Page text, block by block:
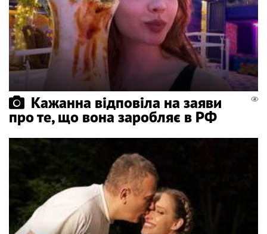
Кажанна відповіла на заяви
про те, що вона заробляє в РФ